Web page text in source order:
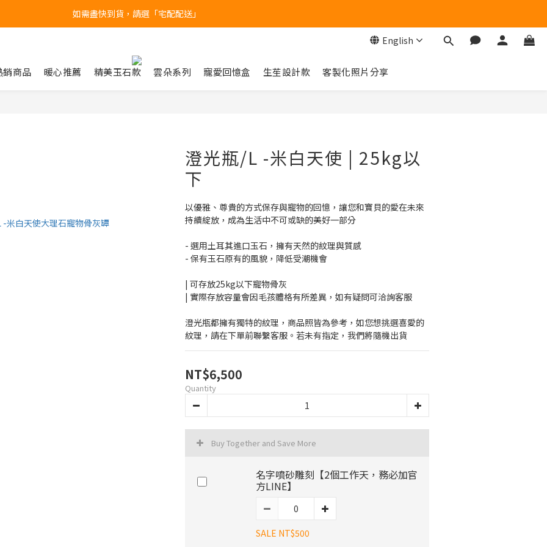
台北民權門市，現貨展示中
產品均備有現貨，下單後最快當天即可出貨
English
銷商品 暖心推薦 精美玉石款 雲朵系列 寵愛回憶盒 生苼設計款 客製化照片分享
澄光瓶/L -米白天使 | 25kg以
下
以優雅、尊貴的方式保存與寵物的回憶，讓您和寶貝的愛在未來
持續綻放，成為生活中不可或缺的美好一部分
- 選用土耳其進口玉石，擁有天然的紋理與質感
- 保有玉石原有的風貌，降低受潮機會
| 可存放25kg以下寵物骨灰
| 實際存放容量會因毛孩體格有所差異，如有疑問可洽詢客服
澄光瓶都擁有獨特的紋理，商品照皆為參考，如您想挑選喜愛的
紋理，請在下單前聯繫客服。若未有指定，我們將隨機出貨
NT$6,500
Quantity
Buy Together and Save More
名字噴砂雕刻【2個工作天，務必加官
方LINE】
SALE NT$500